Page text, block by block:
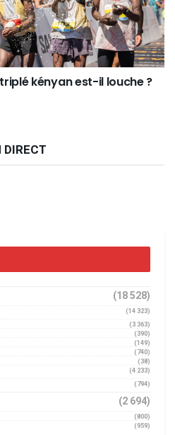
kényan est-il louche ?
DIRECT
(18 528)
(14 323)
(3 363)
(390)
(149)
(740)
(38)
(4 233)
(794)
(2 694)
(800)
(959)